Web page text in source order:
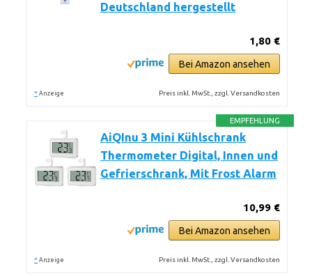
Deutschland hergestellt
1,80 €
Bei Amazon ansehen
* Anzeige Preis inkl. MwSt., zzgl. Versandkosten
EMPFEHLUNG
AiQInu 3 Mini Kühlschrank
Thermometer Digital, Innen und
Gefrierschrank, Mit Frost Alarm
10,99 €
Bei Amazon ansehen
* Anzeige Preis inkl. MwSt., zzgl. Versandkosten